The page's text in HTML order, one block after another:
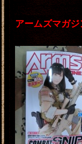
アームズマガジ